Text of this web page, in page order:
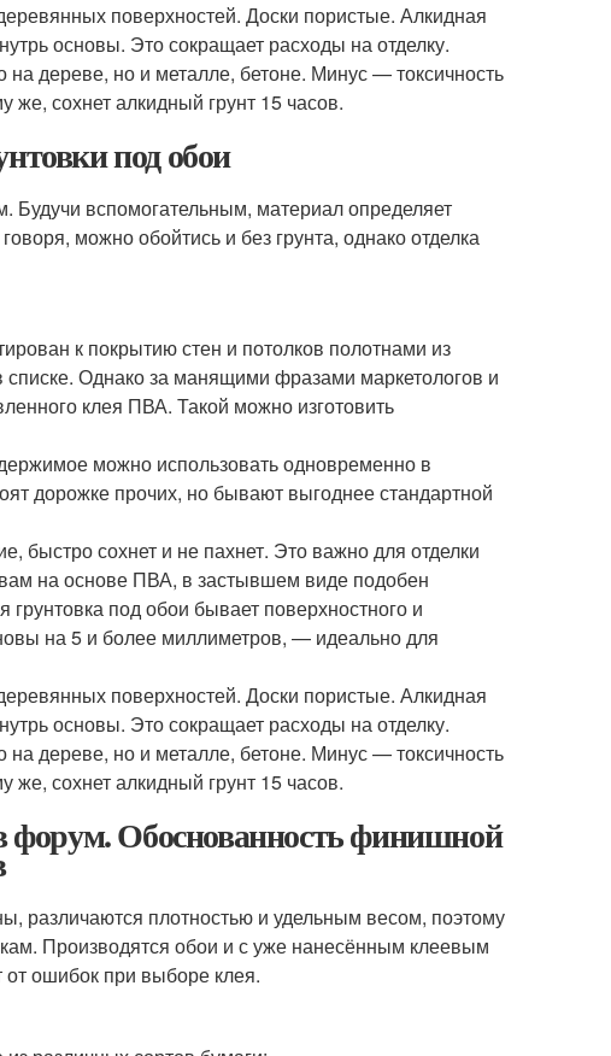
поверхностей. Доски пористые. Алкидная
основы. Это сокращает расходы на отделку.
дереве, но и металле, бетоне. Минус — токсичность
сохнет алкидный грунт 15 часов.
под обои
Будучи вспомогательным, материал определяет
можно обойтись и без грунта, однако отделка
к покрытию стен и потолков полотнами из
Однако за манящими фразами маркетологов и
клея ПВА. Такой можно изготовить
можно использовать одновременно в
дорожке прочих, но бывают выгоднее стандартной
быстро сохнет и не пахнет. Это важно для отделки
на основе ПВА, в застывшем виде подобен
под обои бывает поверхностного и
на 5 и более миллиметров, — идеально для
поверхностей. Доски пористые. Алкидная
основы. Это сокращает расходы на отделку.
дереве, но и металле, бетоне. Минус — токсичность
сохнет алкидный грунт 15 часов.
форум. Обоснованность финишной
различаются плотностью и удельным весом, поэтому
Производятся обои и с уже нанесённым клеевым
от ошибок при выборе клея.